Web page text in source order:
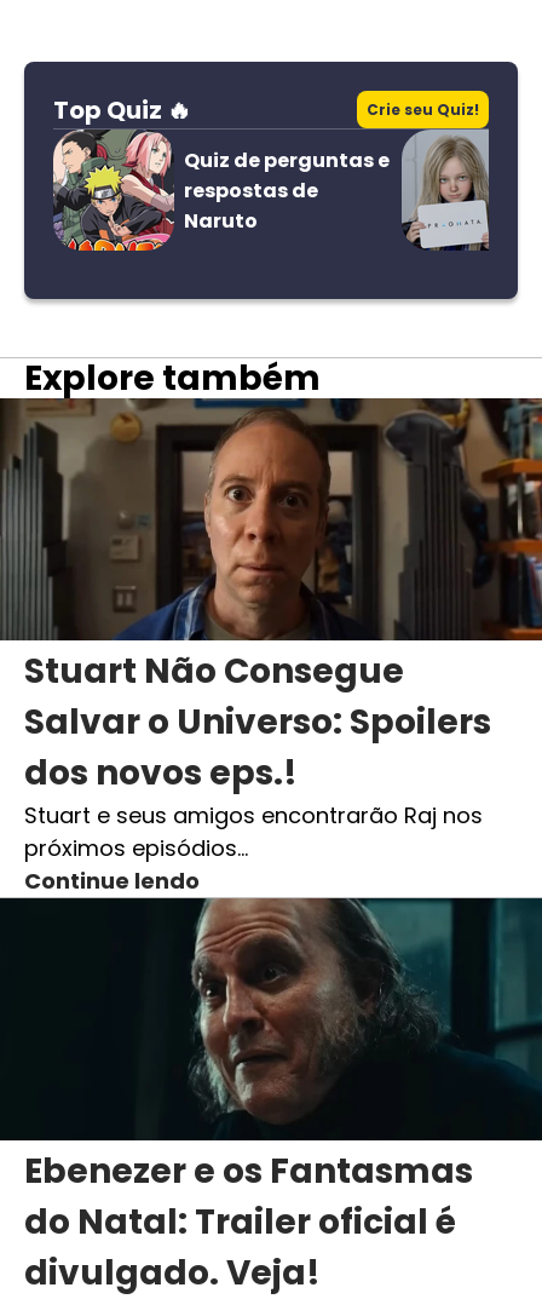
Top Quiz 🔥 Crie seu Quiz!
Quiz de perguntas e
respostas de
Naruto
Explore também
Stuart Não Consegue
Salvar o Universo: Spoilers
dos novos eps.!
Stuart e seus amigos encontrarão Raj nos
próximos episódios…
Continue lendo
Ebenezer e os Fantasmas
do Natal: Trailer oficial é
divulgado. Veja!